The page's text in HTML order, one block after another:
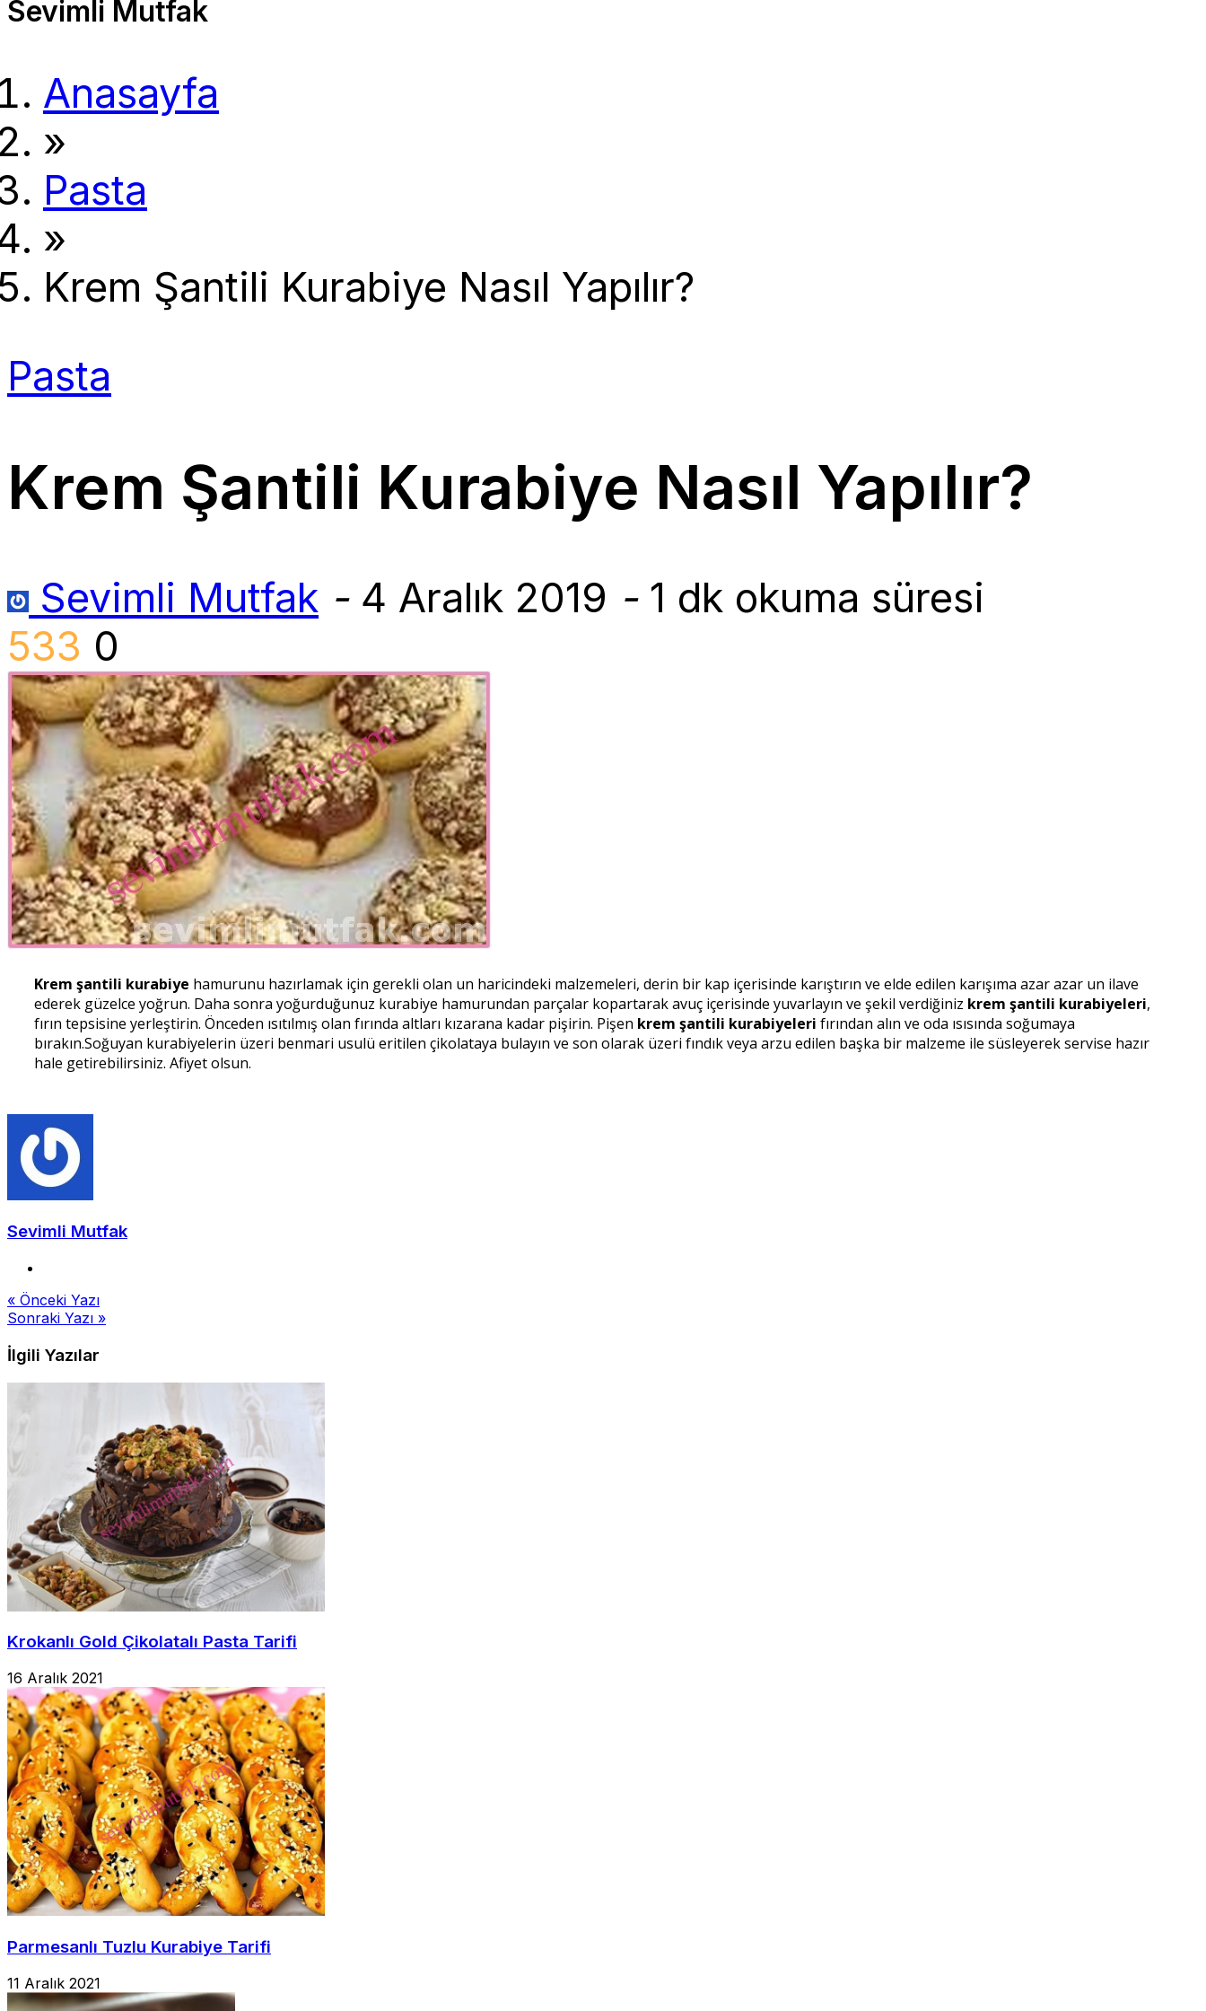
Sevimli Mutfak
Anasayfa
»
Pasta
»
Krem Şantili Kurabiye Nasıl Yapılır?
Pasta
Krem Şantili Kurabiye Nasıl Yapılır?
Sevimli Mutfak - 4 Aralık 2019 -1 dk okuma süresi
533 0
Krem şantili kurabiye hamurunu hazırlamak için gerekli olan un haricindeki malzemeleri, derin bir kap içerisinde karıştırın ve elde edilen karışıma azar azar un ilave
ederek güzelce yoğrun. Daha sonra yoğurduğunuz kurabiye hamurundan parçalar kopartarak avuç içerisinde yuvarlayın ve şekil verdiğiniz krem şantili kurabiyeleri,
fırın tepsisine yerleştirin. Önceden ısıtılmış olan fırında altları kızarana kadar pişirin. Pişen krem şantili kurabiyeleri fırından alın ve oda ısısında soğumaya
bırakın.Soğuyan kurabiyelerin üzeri benmari usulü eritilen çikolataya bulayın ve son olarak üzeri fındık veya arzu edilen başka bir malzeme ile süsleyerek servise hazır
hale getirebilirsiniz. Afiyet olsun.
Sevimli Mutfak
Yazı
gezinmesi
« Önceki Yazı
Sonraki Yazı »
İlgili Yazılar
Krokanlı Gold Çikolatalı Pasta Tarifi
16 Aralık 2021
Parmesanlı Tuzlu Kurabiye Tarifi
11 Aralık 2021